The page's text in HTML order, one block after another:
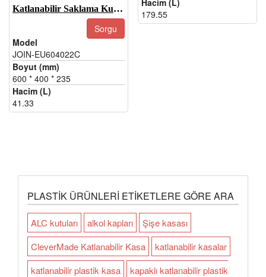
Katlanabilir Saklama Kutusu-JOIN-EU604022C
Sorgu
Model
JOIN-EU604022C
Boyut (mm)
600 * 400 * 235
Hacim (L)
41.33
Hacim (L)
179.55
PLASTIK ÜRÜNLERI ETIKETLERE GÖRE ARA
ALC kutuları alkol kapları
Şişe kasası
CleverMade Katlanabilir Kasa
katlanabilir kasalar
katlanabilir plastik kasa
kapaklı katlanabilir plastik